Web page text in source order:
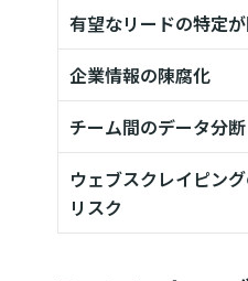
有望なリードの特定
企業情報の陳腐化
チーム間のデータ分断
ウェブスクレイピン
リスク